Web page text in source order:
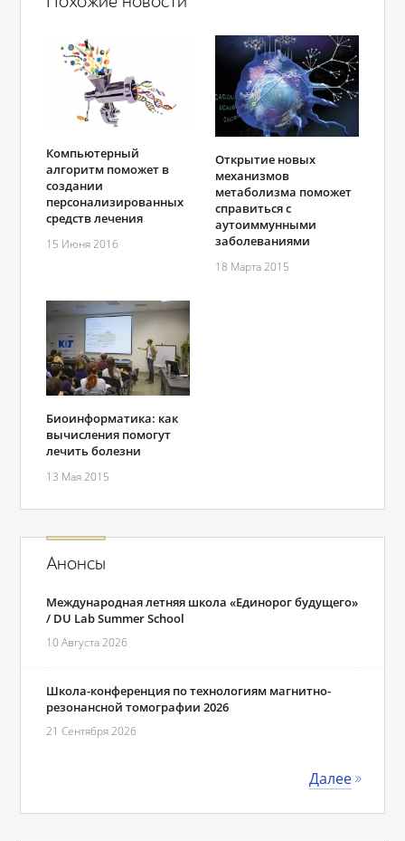
Компьютерный
алгоритм поможет в
создании
персонализированных
средств лечения
15 Июня 2016
Открытие новых
механизмов
метаболизма поможет
справиться с
аутоиммунными
заболеваниями
18 Марта 2015
Биоинформатика: как
вычисления помогут
лечить болезни
13 Мая 2015
Анонсы
Международная летняя школа «Единорог будущего»
/ DU Lab Summer School
10 Августа 2026
Школа-конференция по технологиям магнитно-
резонансной томографии 2026
21 Сентября 2026
Далее